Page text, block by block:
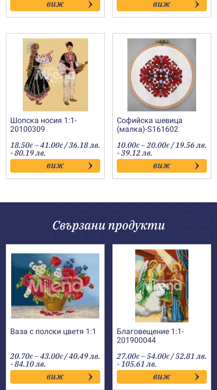
виж through
20.00€
виж
Шопска носия 1:1-
20100309
18.50€ –41.00€Price
range:
18.50€
through
41.00€
/ 36.18 лв.
- 80.19 лв.
виж
Софийска шевица
(малка)-S161602
10.00€ –20.00€Price
range:
10.00€
through
20.00€
/ 19.56 лв.
- 39.12 лв.
виж
Свързани продукти
Ваза с полски цветя 1:1
20.70€ –43.00€Price
range:
20.70€
through
43.00€
/ 40.49 лв.
- 84.10 лв.
виж
Благовещение 1:1-
201900044
27.00€ –54.00€Price
range:
27.00€
through
54.00€
/ 52.81 лв.
- 105.61 лв.
виж